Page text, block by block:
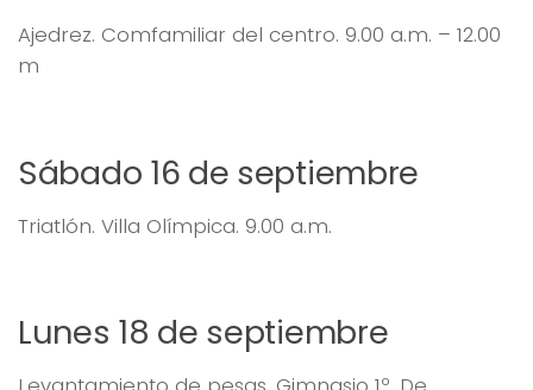
Ajedrez. Comfamiliar del centro. 9.00 a.m. – 12.00
m
Sábado 16 de septiembre
Triatlón. Villa Olímpica. 9.00 a.m.
Lunes 18 de septiembre